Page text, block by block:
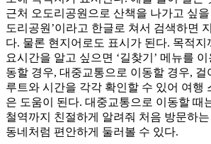
근처 오도리공원으로 산책을 나가고 싶을
도리공원’이라고 한글로 쳐서 검색하면
다. 물론 현지어로도 표시가 된다. 목적지
요시간을 알고 싶으면 ‘길찾기’ 메뉴를 이
동할 경우, 대중교통으로 이동할 경우, 걸
루트와 시간을 각각 확인할 수 있어 여행
은 도움이 된다. 대중교통으로 이동할 때
철역까지 친절하게 알려줘 처음 방문하
동네처럼 편안하게 둘러볼 수 있다.